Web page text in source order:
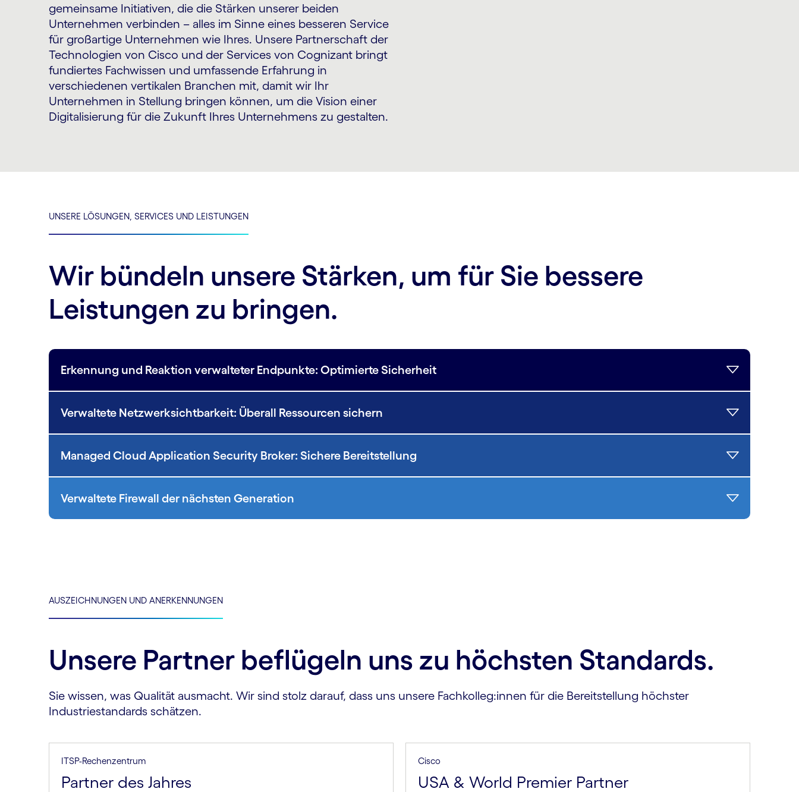
gemeinsame Initiativen, die die Stärken unserer beiden
Unternehmen verbinden – alles im Sinne eines besseren Service
für großartige Unternehmen wie Ihres. Unsere Partnerschaft der
Technologien von Cisco und der Services von Cognizant bringt
fundiertes Fachwissen und umfassende Erfahrung in
verschiedenen vertikalen Branchen mit, damit wir Ihr
Unternehmen in Stellung bringen können, um die Vision einer
Digitalisierung für die Zukunft Ihres Unternehmens zu gestalten.
UNSERE LÖSUNGEN, SERVICES UND LEISTUNGEN
Wir bündeln unsere Stärken, um für Sie bessere
Leistungen zu bringen.
Erkennung und Reaktion verwalteter Endpunkte: Optimierte Sicherheit
Verwaltete Netzwerksichtbarkeit: Überall Ressourcen sichern
Managed Cloud Application Security Broker: Sichere Bereitstellung
Verwaltete Firewall der nächsten Generation
AUSZEICHNUNGEN UND ANERKENNUNGEN
Unsere Partner beflügeln uns zu höchsten Standards.
Sie wissen, was Qualität ausmacht. Wir sind stolz darauf, dass uns unsere Fachkolleg:innen für die Bereitstellung höchster
Industriestandards schätzen.
ITSP-Rechenzentrum
Partner des Jahres
Cisco
USA & World Premier Partner